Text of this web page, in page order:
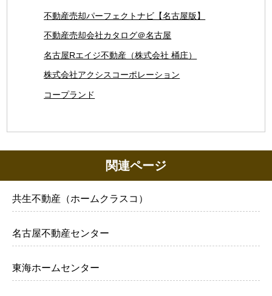
不動産売却パーフェクトナビ【名古屋版】
不動産売却会社カタログ＠名古屋
名古屋Rエイジ不動産（株式会社 桶庄）
株式会社アクシスコーポレーション
コープランド
関連ページ
共生不動産（ホームクラスコ）
名古屋不動産センター
東海ホームセンター